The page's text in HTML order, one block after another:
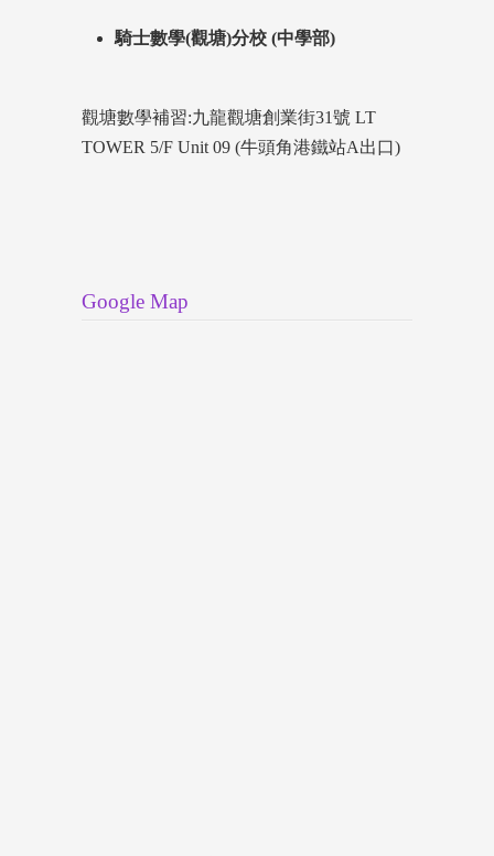
騎士數學(觀塘)分校 (中學部)
觀塘數學補習:九龍觀塘創業街31號 LT
TOWER 5/F Unit 09 (牛頭角港鐵站A出口)
Google Map